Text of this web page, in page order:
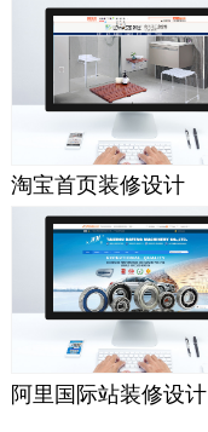
淘宝首页装修设计
阿里国际站装修设计